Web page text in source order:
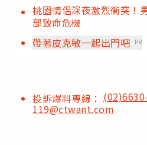
桃園情侶深夜激烈衝突！
部致命危機
帶著皮克敏一起出門吧 PR
投訴爆料專線：
119@ctwant.com